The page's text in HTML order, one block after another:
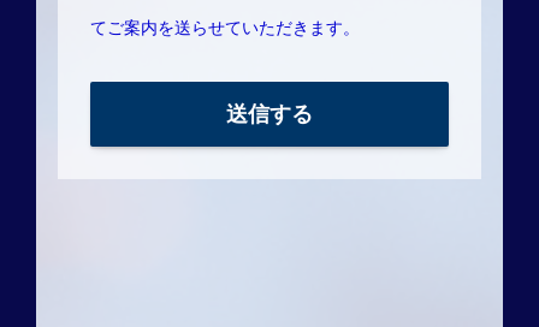
てご案内を送らせていただきます。